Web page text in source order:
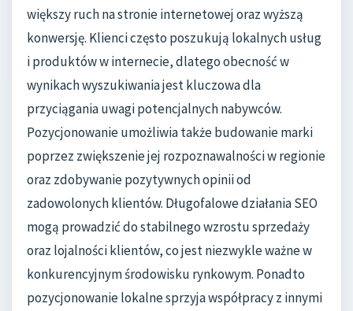
większy ruch na stronie internetowej oraz wyższą
konwersję. Klienci często poszukują lokalnych usług
i produktów w internecie, dlatego obecność w
wynikach wyszukiwania jest kluczowa dla
przyciągania uwagi potencjalnych nabywców.
Pozycjonowanie umożliwia także budowanie marki
poprzez zwiększenie jej rozpoznawalności w regionie
oraz zdobywanie pozytywnych opinii od
zadowolonych klientów. Długofalowe działania SEO
mogą prowadzić do stabilnego wzrostu sprzedaży
oraz lojalności klientów, co jest niezwykle ważne w
konkurencyjnym środowisku rynkowym. Ponadto
pozycjonowanie lokalne sprzyja współpracy z innymi